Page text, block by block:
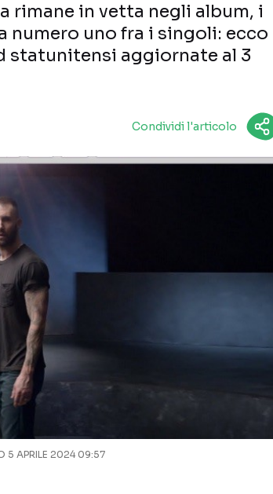
rimane in vetta negli album, i
numero uno fra i singoli: ecco
statunitensi aggiornate al 3
Condividi l'articolo
5 APRILE 2024 09:57